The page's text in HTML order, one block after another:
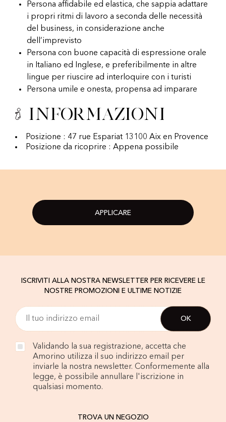
Persona affidabile ed elastica, che sappia adattare
i propri ritmi di lavoro a seconda delle necessità
del business, in considerazione anche
dell’imprevisto
Persona con buone capacità di espressione orale
in Italiano ed Inglese, e preferibilmente in altre
lingue per riuscire ad interloquire con i turisti
Persona umile e onesta, propensa ad imparare
Informazioni
Posizione : 47 rue Espariat 13100 Aix en Provence
Posizione da ricoprire : Appena possibile
APPLICARE
ISCRIVITI ALLA NOSTRA NEWSLETTER PER RICEVERE LE
NOSTRE PROMOZIONI E ULTIME NOTIZIE
Validando la sua registrazione, accetta che
Amorino utilizza il suo indirizzo email per
inviarle la nostra newsletter. Conformemente alla
legge, è possibile annullare l'iscrizione in
qualsiasi momento.
TROVA UN NEGOZIO